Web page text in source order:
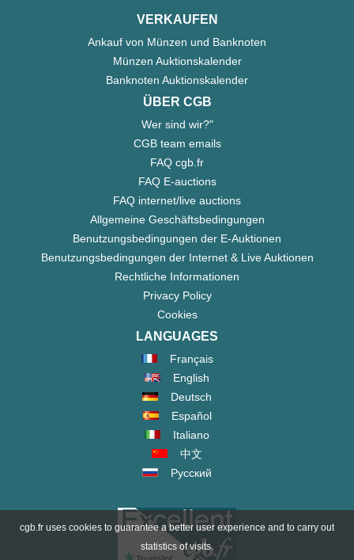
VERKAUFEN
Ankauf von Münzen und Banknoten
Münzen Auktionskalender
Banknoten Auktionskalender
ÜBER CGB
Wer sind wir?"
CGB team emails
FAQ cgb.fr
FAQ E-auctions
FAQ internet/live auctions
Allgemeine Geschäftsbedingungen
Benutzungsbedingungen der E-Auktionen
Benutzungsbedingungen der Internet & Live Auktionen
Rechtliche Informationen
Privacy Policy
Cookies
LANGUAGES
Français
English
Deutsch
Español
Italiano
中文
Русский
cgb.fr uses cookies to guarantee a better user experience and to carry out
statistics of visits.